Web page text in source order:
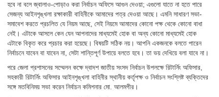
হবে না বলে জ্বালাও-পোড়াও করা নির্বাচন অফিসে আগুন দেওয়া; এগুলো যাতে না হতে পারে
সেজন্য আইনশৃঙ্খলা রক্ষাকারী বাহিনীকে আমাদের পত্র দেওয়া আছে। এমনি সাধারণ সভা-
সমাবেশ করতে প্রচলিত যে নিয়ম আছে, সেই নিয়মে আমাদের কোনো পক্ষ থেকে কোনো বাধা
নেই। এটাকে আসলে কেন যেন আপনাদের মাধ্যমেই হোক বা অন্য কোনো মাধ্যমেই হোক
এটাকে বিকৃত করে প্রচার করা হয়েছে। বিষয়টি সঠিক নয়। আপনি একজনকে বলতে পারেন
নির্বাচনে যাবেন বা যাবেন না, সেটা শান্তিপূর্ণ উপায়ে বলতে হবে। তা ভয় দেখিয়ে বলা যাবে না।
পরে জেলা প্রশাসনের সম্মেলন কক্ষে দ্বাদশ জাতীয় সংসদ নির্বাচন উপলক্ষে রিটার্নিং অফিসার,
সহকারী রিটার্নিং অফিসার আইনশৃঙ্খলা বাহিনীর স্থানীয় কর্তৃপক্ষ ও নির্বাচন সংশ্লিষ্ট ব্যক্তিদের
সঙ্গে মতবিনিময় সভা করেন নির্বাচন কমিশনার মো. আলমগীর।